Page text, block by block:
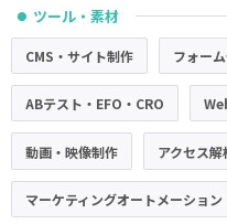
● ツール・素材
CMS・サイト制作 フォー
ABテスト・EFO・CRO
動画・映像制作 アクセス解
マーケティングオートメーション